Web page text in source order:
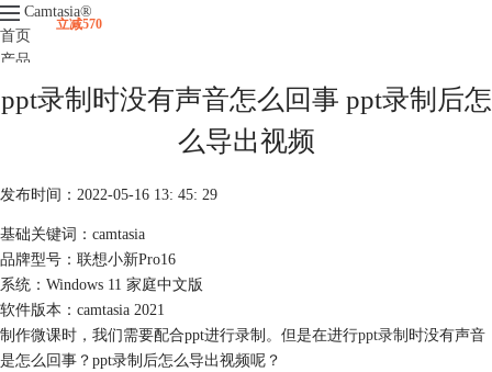
Camtasia®
首页
产品
升级
立减570
ppt录制时没有声音怎么回事 ppt录制后怎
么导出视频
发布时间：2022-05-16 13: 45: 29
基础关键词：camtasia
品牌型号：联想小新Pro16
系统：Windows 11 家庭中文版
软件版本：camtasia 2021
制作微课时，我们需要配合ppt进行录制。但是在进行ppt录制 时没有声音
是怎么回事？ppt录制后怎么导出视频呢？